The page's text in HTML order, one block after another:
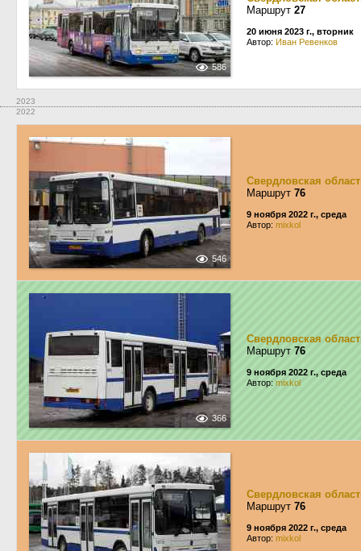
586
Маршрут 27
20 июня 2023 г., вторник
Автор: Иван Ревенков
2023
2022
546
Свердловская
Маршрут 76
9 ноября 2022 г., среда
Автор: mixkol
366
Свердловская
Маршрут 76
9 ноября 2022 г., среда
Автор: mixkol
Свердловская
Маршрут 76
9 ноября 2022 г., среда
Автор: mixkol